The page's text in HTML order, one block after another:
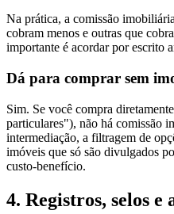
Na prática, a comissão
cobram menos e outras que
importante é acordar por escrito
Dá para comprar sem
Sim. Se você compra
particulares"), não há comissão
intermediação, a filtragem de
imóveis que só são divulgados
custo-benefício.
4. Registros, selos e